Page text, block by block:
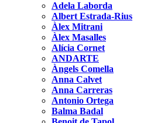
Adela Laborda
Albert Estrada-Rius
Àlex Mitrani
Àlex Masalles
Alícia Cornet
ANDARTE
Àngels Comella
Anna Calvet
Anna Carreras
Antonio Ortega
Balma Badal